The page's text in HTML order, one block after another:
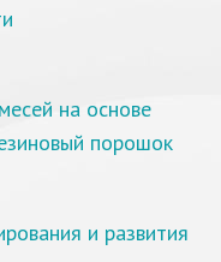
на основе
порошок
и развития